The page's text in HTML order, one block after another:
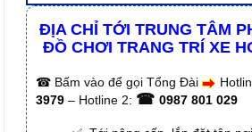
ĐỊA CHỈ TỚI TRUNG TÂM
ĐỒ CHƠI TRANG TRÍ XE
☎ Bấm vào để gọi Tổng Đài
3979 – Hotline 2: ☎ 0987 801 029